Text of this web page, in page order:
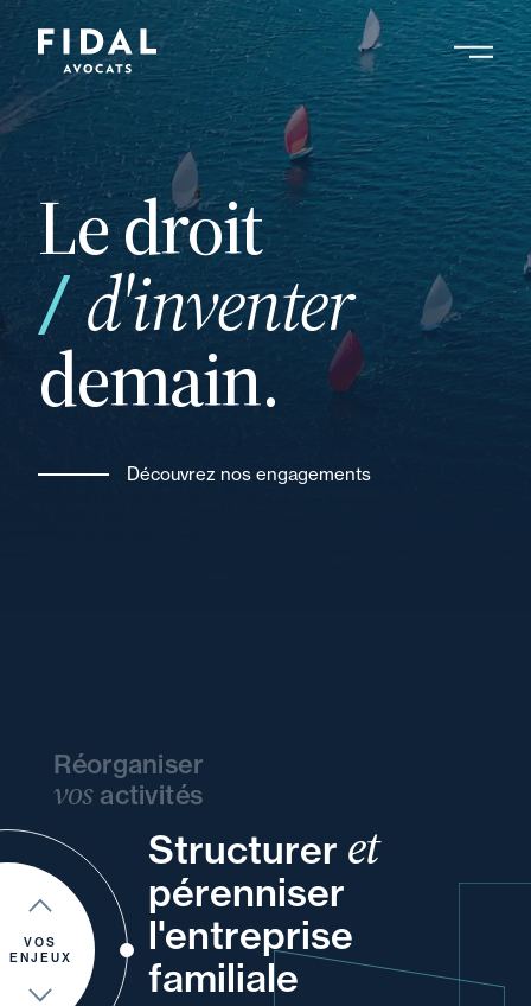
Aller
au
contenu
principalRechercher un mot clé, un professionnel ....
Le droit
d'inventer
demain.
Découvrez nos engagements
VOS
ENJEUX
Réorganiser
vosactivités
Structurer et
pérenniser
l'entreprise
familiale
vos
de
et
de vos
de
un
votre
vos
et
votre
pour
vos
et votre